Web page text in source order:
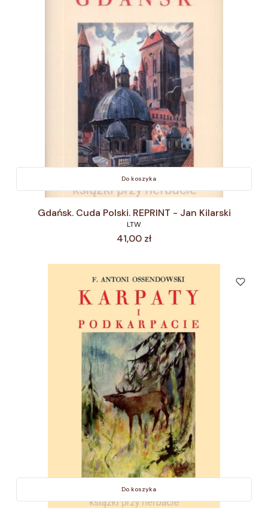
Do koszyka
Gdańsk. Cuda Polski. REPRINT - Jan Kilarski
LTW
Cena
41,00 zł
Do koszyka